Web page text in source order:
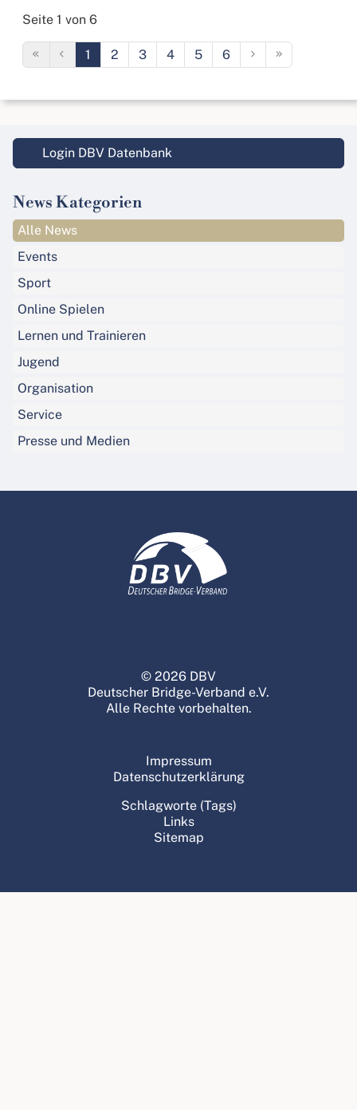
Seite 1 von 6
1 2 3 4 5 6
Login DBV Datenbank
News Kategorien
Alle News
Events
Sport
Online Spielen
Lernen und Trainieren
Jugend
Organisation
Service
Presse und Medien
© 2026 DBV
Deutscher Bridge-Verband e.V.
Alle Rechte vorbehalten.
Impressum
Datenschutzerklärung
Schlagworte (Tags)
Links
Sitemap